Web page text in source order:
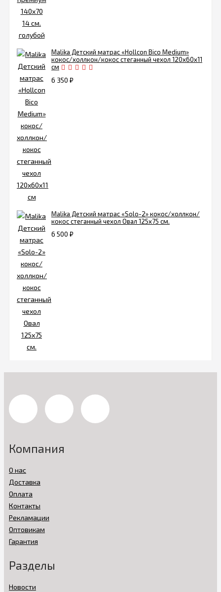
Malika Детский матрас «Hollcon Bico Medium»
кокос/холлкон/кокос стеганный чехол 120х60х11
см
6 350 ₽
Malika Детский матрас «Solo-2» кокос/холлкон/
кокос стеганный чехол Овал 125х75 см.
6 500 ₽
Компания
О нас
Доставка
Оплата
Контакты
Рекламации
Оптовикам
Гарантия
Разделы
Новости